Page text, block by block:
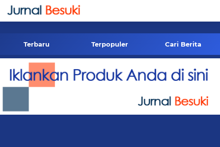
-->
Terbaru Terpopuler Cari Berita